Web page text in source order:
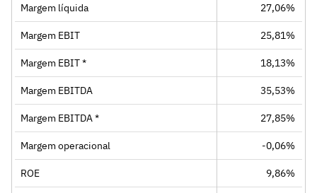
Margem líquida 27,06%
Margem EBIT 25,81%
Margem EBIT * 18,13%
Margem EBITDA 35,53%
Margem EBITDA * 27,85%
Margem operacional -0,06%
ROE 9,86%